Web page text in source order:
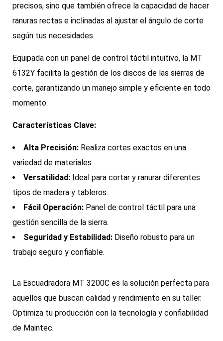
precisos, sino que también ofrece la capacidad de hacer
ranuras rectas e inclinadas al ajustar el ángulo de corte
según tus necesidades.
Equipada con un panel de control táctil intuitivo, la MT
6132Y facilita la gestión de los discos de las sierras de
corte, garantizando un manejo simple y eficiente en todo
momento.
Características Clave:
Alta Precisión: Realiza cortes exactos en una
variedad de materiales.
Versatilidad: Ideal para cortar y ranurar diferentes
tipos de madera y tableros.
Fácil Operación: Panel de control táctil para una
gestión sencilla de la sierra.
Seguridad y Estabilidad: Diseño robusto para un
trabajo seguro y confiable.
La Escuadradora MT 3200C es la solución perfecta para
aquellos que buscan calidad y rendimiento en su taller.
Optimiza tu producción con la tecnología y confiabilidad
de Maintec.